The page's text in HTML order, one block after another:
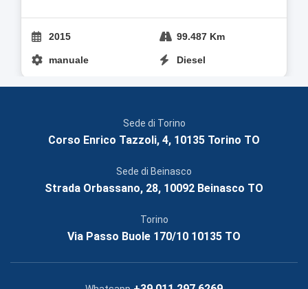
2015 99.487 Km
manuale Diesel
Sede di Torino
Corso Enrico Tazzoli, 4, 10135 Torino TO
Sede di Beinasco
Strada Orbassano, 28, 10092 Beinasco TO
Torino
Via Passo Buole 170/10 10135 TO